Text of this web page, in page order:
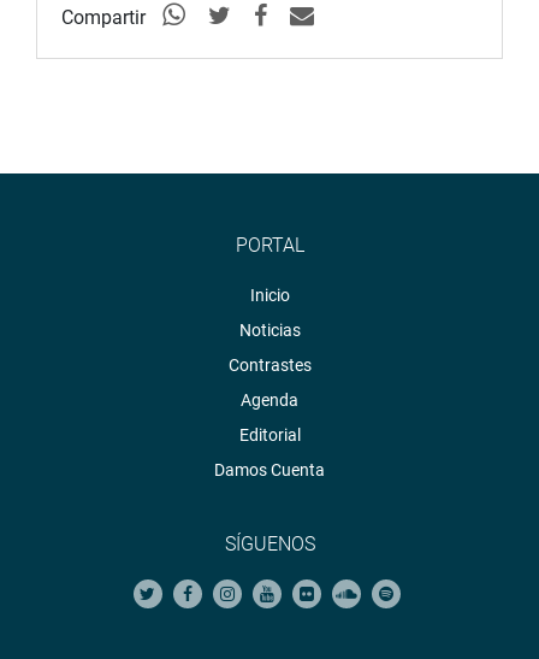
Compartir
PORTAL
Inicio
Noticias
Contrastes
Agenda
Editorial
Damos Cuenta
SÍGUENOS